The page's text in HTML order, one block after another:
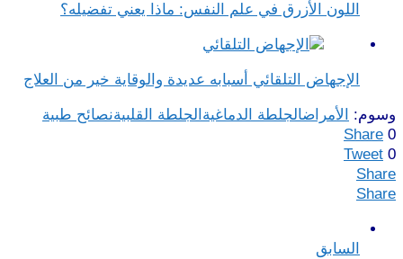
اللون الأزرق في علم النفس​: ماذا يعني تفضيله؟
الإجهاض التلقائي أسبابه عديدة والوقاية خير من العلاج
وسوم: الأمراضالجلطة الدماغية الجلطة القلبيةنصائح طبية
Share 0
Tweet 0
Share
Share
السابق